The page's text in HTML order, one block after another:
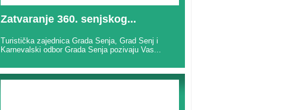
Zatvaranje 360. senjskog...
Turistička zajednica Grada Senja, Grad Senj i
Karnevalski odbor Grada Senja pozivaju Vas...